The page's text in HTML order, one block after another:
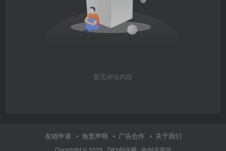
暂无评论内容
友链申请 免责声明 广告合作 关于我们